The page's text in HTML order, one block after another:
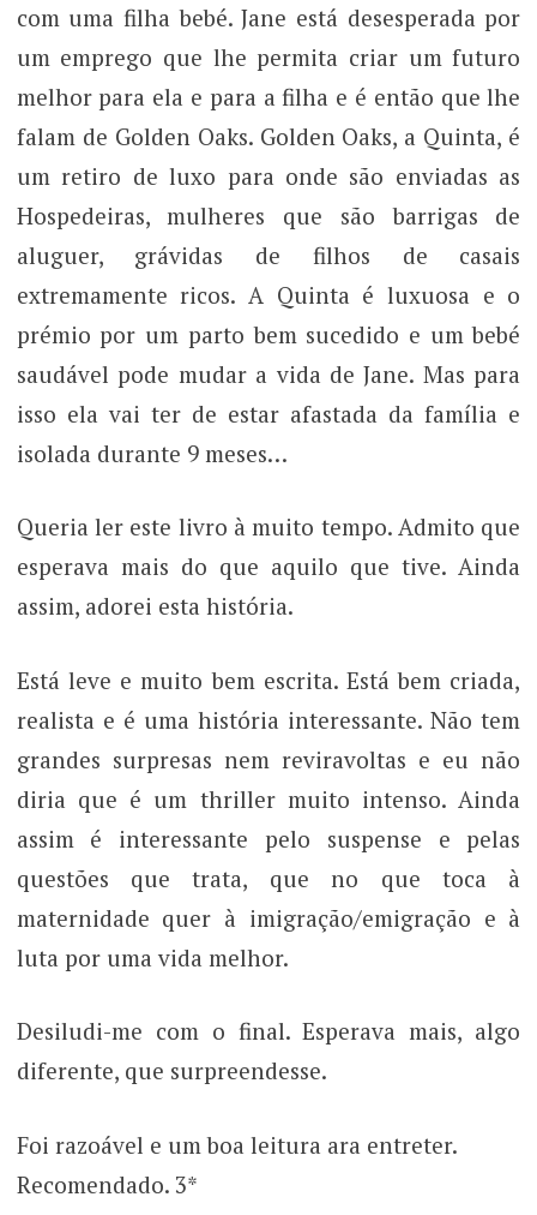
com uma filha bebé. Jane está desesperada por
um emprego que lhe permita criar um futuro
melhor para ela e para a filha e é então que lhe
falam de Golden Oaks. Golden Oaks, a Quinta, é
um retiro de luxo para onde são enviadas as
Hospedeiras, mulheres que são barrigas de
aluguer, grávidas de filhos de casais
extremamente ricos. A Quinta é luxuosa e o
prémio por um parto bem sucedido e um bebé
saudável pode mudar a vida de Jane. Mas para
isso ela vai ter de estar afastada da família e
isolada durante 9 meses…
Queria ler este livro à muito tempo. Admito que
esperava mais do que aquilo que tive. Ainda
assim, adorei esta história.
Está leve e muito bem escrita. Está bem criada,
realista e é uma história interessante. Não tem
grandes surpresas nem reviravoltas e eu não
diria que é um thriller muito intenso. Ainda
assim é interessante pelo suspense e pelas
questões que trata, que no que toca à
maternidade quer à imigração/emigração e à
luta por uma vida melhor.
Desiludi-me com o final. Esperava mais, algo
diferente, que surpreendesse.
Foi razoável e um boa leitura ara entreter.
Recomendado. 3*